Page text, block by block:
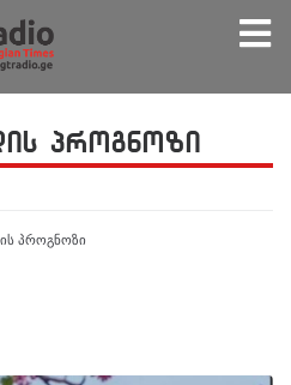
პროგნოზი
პროგნოზი